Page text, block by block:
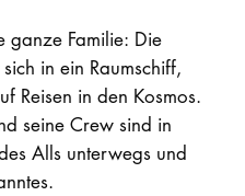
ganze Familie: Die
in ein Raumschiff,
Reisen in den Kosmos.
seine Crew sind in
Alls unterwegs und